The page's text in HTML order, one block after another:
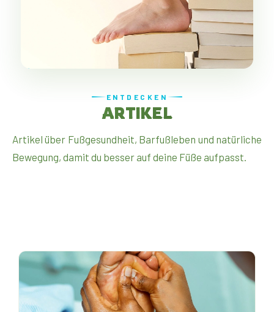
ENTDECKEN
ARTIKEL
Artikel über Fußgesundheit, Barfußleben und natürliche
Bewegung, damit du besser auf deine Füße aufpasst.